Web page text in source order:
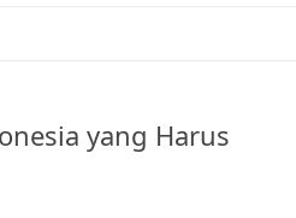
yang Harus